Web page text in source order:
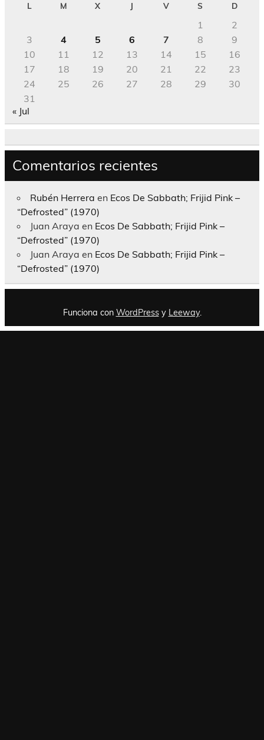
L M X J V S D
1
2
3
4 5 6 7 8
9
10
11 12 13 14 15
16
17
18 19 20 21 22
23
24
25 26 27 28 29
30
31
« Jul
Comentarios recientes
Rubén Herrera en Ecos De Sabbath; Frijid Pink –
“Defrosted” (1970)
Juan Araya en Ecos De Sabbath; Frijid Pink –
“Defrosted” (1970)
Juan Araya en Ecos De Sabbath; Frijid Pink –
“Defrosted” (1970)
Funciona con WordPressy Leeway.